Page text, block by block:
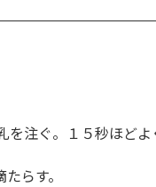
を注ぐ。１５秒ほど
らす。